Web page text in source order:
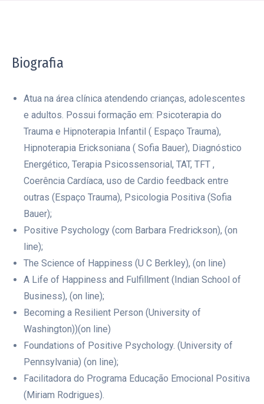
Biografia
Atua na área clínica atendendo crianças, adolescentes
e adultos. Possui formação em: Psicoterapia do
Trauma e Hipnoterapia Infantil ( Espaço Trauma),
Hipnoterapia Ericksoniana ( Sofia Bauer), Diagnóstico
Energético, Terapia Psicossensorial, TAT, TFT ,
Coerência Cardíaca, uso de Cardio feedback entre
outras (Espaço Trauma), Psicologia Positiva (Sofia
Bauer);
Positive Psychology (com Barbara Fredrickson), (on
line);
The Science of Happiness (U C Berkley), (on line)
A Life of Happiness and Fulfillment (Indian School of
Business), (on line);
Becoming a Resilient Person (University of
Washington))(on line)
Foundations of Positive Psychology. (University of
Pennsylvania) (on line);
Facilitadora do Programa Educação Emocional Positiva
(Miriam Rodrigues).